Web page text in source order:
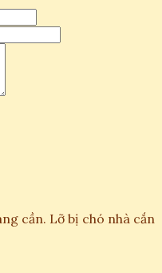
cần. Lỡ bị chó nhà cắn